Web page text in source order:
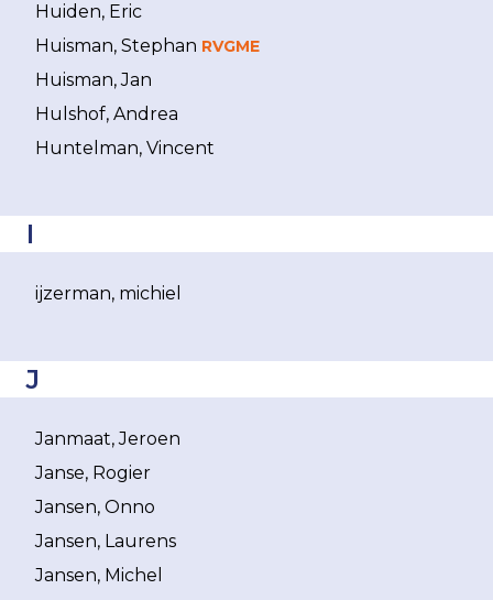
Huiden, Eric
Huisman, Stephan RVGME
Huisman, Jan
Hulshof, Andrea
Huntelman, Vincent
I
ijzerman, michiel
J
Janmaat, Jeroen
Janse, Rogier
Jansen, Onno
Jansen, Laurens
Jansen, Michel